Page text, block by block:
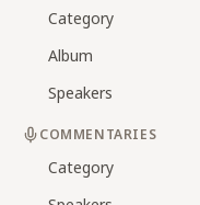
Category
Album
Speakers
COMMENTARIES
Category